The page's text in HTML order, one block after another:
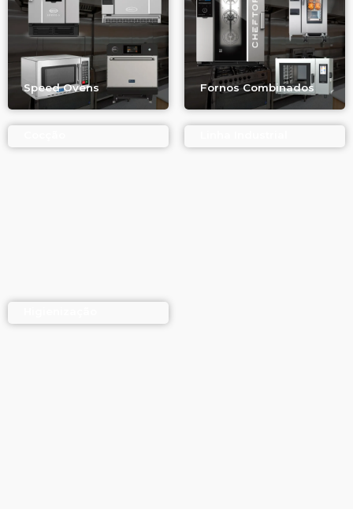
Speed Ovens Fornos Combinados